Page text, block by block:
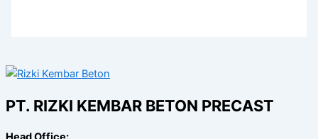
PT. RIZKI KEMBAR BETON PRECAST